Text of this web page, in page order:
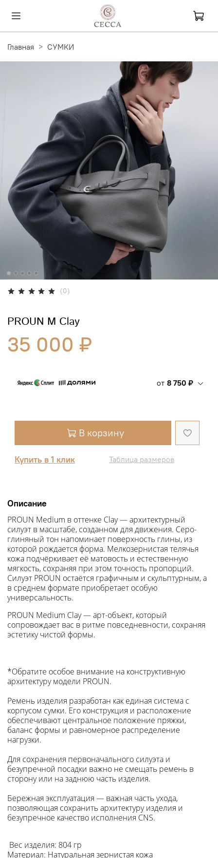
Главная СУМКИ
(0)
PROUN M Clay
35 000 ₽
от 8 750 ₽
В корзину
Купить в 1 клик Таблица размеров
Описание
PROUN Medium в оттенке Clay — архитектурный
силуэт в масштабе, созданном для движения. Серо-
глиняный тон напоминает поверхность глины, из
которой рождается форма. Мелкозернистая телячья
кожа подчёркивает её матовость и естественную
мягкость, сохраняя при этом точность пропорций.
Силуэт PROUN остаётся графичным и скульптурным, а
в среднем формате приобретает особую
универсальность.
PROUN Medium Clay — арт-объект, который
сопровождает вас в ритме повседневности, сохраняя
эстетику чистой формы.
*Обратите особое внимание на конструктивную
архитектуру модели PROUN.
Ремень изделия разработан как единая система с
корпусом сумки. Его конструкция и расположение
обеспечивают центральное положение пряжки,
баланс формы и равномерное распределение
нагрузки.
Для сохранения первоначального силуэта и
безупречной посадки важно не смещать ремень в
сторону или на заднюю часть изделия.
Бережная эксплуатация — важная часть ухода,
позволяющая сохранить архитектуру изделия и
безупречное качество исполнения CNS.
Вес изделия: 804 гр
Материал: Натуральная зернистая кожа